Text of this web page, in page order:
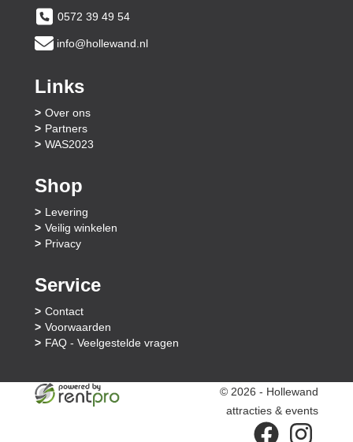
0572 39 49 54
info@hollewand.nl
Links
Over ons
Partners
WAS2023
Shop
Levering
Veilig winkelen
Privacy
Service
Contact
Voorwaarden
FAQ - Veelgestelde vragen
© 2026 - Hollewand
attracties & events
facebookinstagram